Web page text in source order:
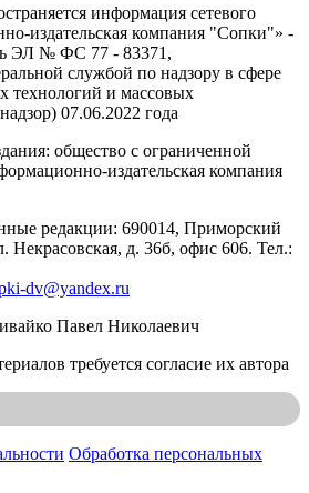
информация сетевого
издательская компания "Сопки"» -
ЭЛ № ФС 77 - 83371,
службой по надзору в сфере
технологий и массовых
07.06.2022 года
общество с ограниченной
издательская компания
редакции: 690014, Приморский
Некрасовская, д. 36б, офис 606. Тел.:
dv@yandex.ru
Павел Николаевич
требуется согласие их автора
Обработка персональных